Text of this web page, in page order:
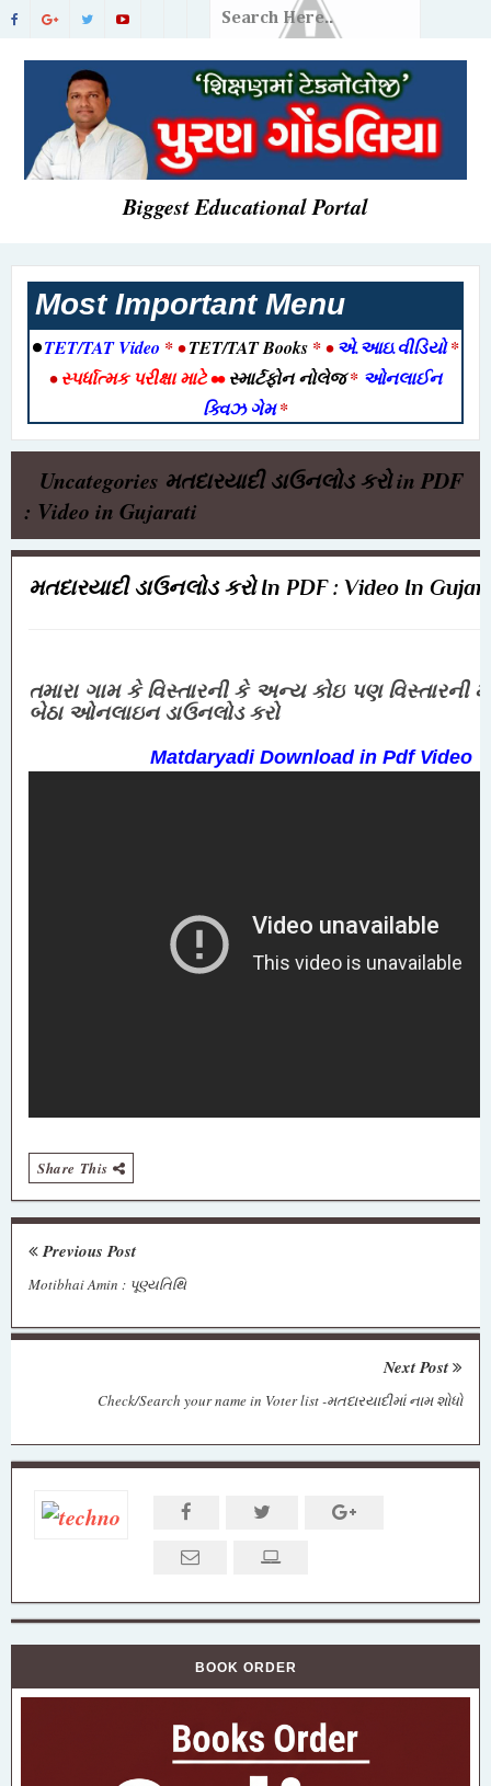
Biggest Educational Portal
Most Important Menu
•TET/TAT Video * •TET/TAT Books * •એ.આઇ.વીડિયો*
•સ્પર્ધાત્મક પરીક્ષા માટે••સ્માર્ટફોન નોલેજ* ઓનલાઈન
ક્વિઝ ગેમ*
Uncategories મતદારયાદી ડાઉનલોડ કરો in PDF
: Video in Gujarati
મતદારયાદી ડાઉનલોડ કરો In PDF : Video In
તમારા ગામ કે વિસ્તારની કે અન્ય કોઇ પણ વિસ્તારની
બેઠા ઓનલાઇન ડાઉનલોડ કરો
Matdaryadi Download in Pdf Video
Share This
Previous Post
Motibhai Amin : પૂણ્યતિથિ
Next Post
Check/Search your name in Voter list -મતદારયાદીમાં નામ શોધો
BOOK ORDER